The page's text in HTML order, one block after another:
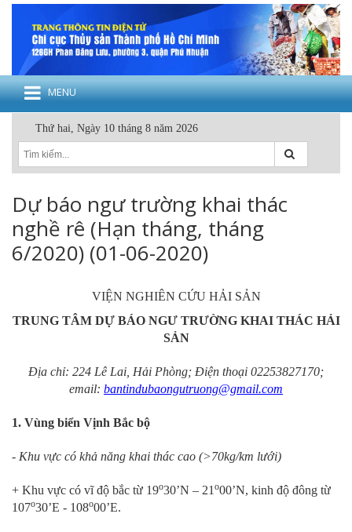
MENU
Thứ hai, Ngày 10 tháng 8 năm 2026
Dự báo ngư trường khai thác
nghề rê (Hạn tháng, tháng
6/2020) (01-06-2020)
VIỆN NGHIÊN CỨU HẢI SẢN
TRUNG TÂM DỰ BÁO NGƯ TRƯỜNG KHAI THÁC HẢI
SẢN
Địa chỉ: 224 Lê Lai, Hải Phòng; Điện thoại 02253827170;
email: bantindubaongutruong@gmail.com
1. Vùng biển Vịnh Bắc bộ
- Khu vực có khả năng khai thác cao (>70kg/km lưới)
+ Khu vực có vĩ độ bắc từ 19o30’N – 21 o00’N, kinh độ đông từ
107o30’E - 108o00’E.